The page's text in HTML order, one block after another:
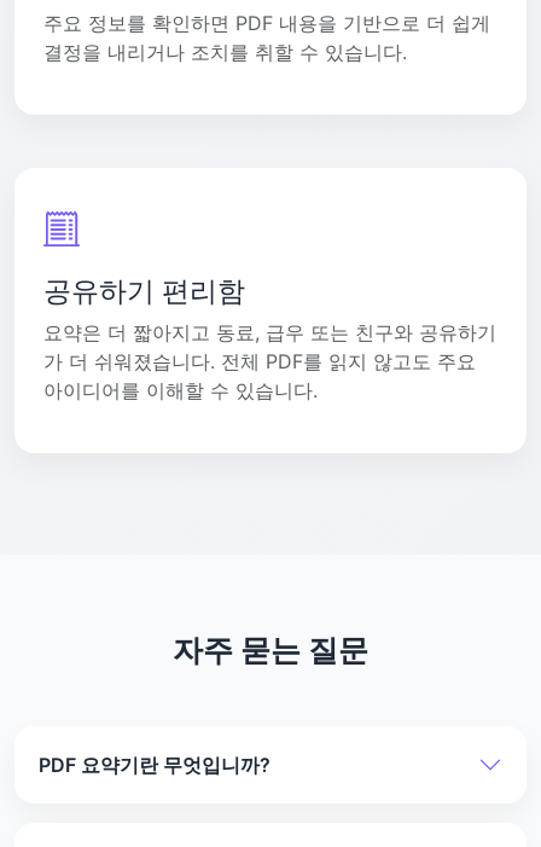
주요 정보를 확인하면 PDF 내용을 기반으로 더 쉽게
결정을 내리거나 조치를 취할 수 있습니다.
공유하기 편리함
요약은 더 짧아지고 동료, 급우 또는 친구와 공유하기
가 더 쉬워졌습니다. 전체 PDF를 읽지 않고도 주요
아이디어를 이해할 수 있습니다.
자주 묻는 질문
PDF 요약기란 무엇입니까?